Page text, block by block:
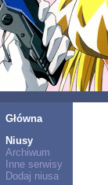
Główna
Niusy
Archiwum
Inne serwisy
Dodaj niusa